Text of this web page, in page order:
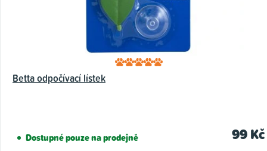
Betta odpočívací lístek
Dostupné pouze na prodejně 99 Kč